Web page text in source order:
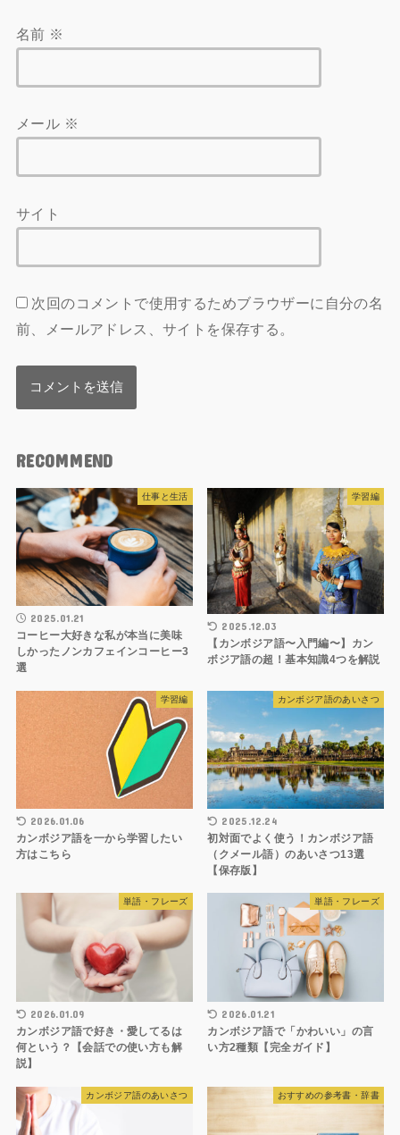
名前 ※
メール ※
サイト
次回のコメントで使用するためブラウザーに自分の名
前、メールアドレス、サイトを保存する。
RECOMMEND
仕事と生活
2025.01.21
コーヒー大好きな私が本当に美味
しかったノンカフェインコーヒー3
選
学習編
2025.12.03
【カンボジア語〜入門編〜】カン
ボジア語の超！基本知識4つを解説
学習編
2026.01.06
カンボジア語を一から学習したい
方はこちら
カンボジア語のあいさつ
2025.12.24
初対面でよく使う！カンボジア語
（クメール語）のあいさつ13選
【保存版】
単語・フレーズ
2026.01.09
カンボジア語で好き・愛してるは
何という？【会話での使い方も解
説】
単語・フレーズ
2026.01.21
カンボジア語で「かわいい」の言
い方2種類【完全ガイド】
カンボジア語のあいさつ おすすめの参考書・辞書